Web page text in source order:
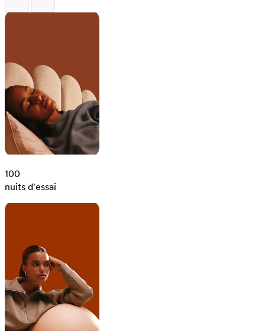
100
nuits d'essai